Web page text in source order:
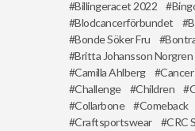
Billingeracet 2022
Blodcancerförbundet
Bonde Söker Fru
Britta Johansson Norgren
Camilla Ahlberg
Cancer
Challenge
Children
Collarbone
Comeback
Craftsportswear
CRC